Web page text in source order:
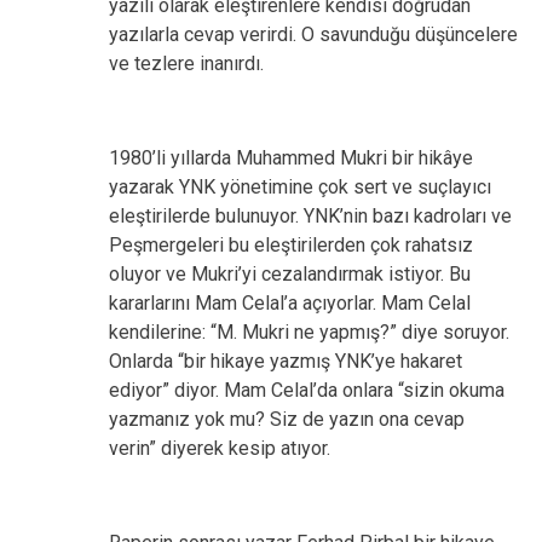
yazılı olarak eleştirenlere kendisi doğrudan
yazılarla cevap verirdi. O savunduğu düşüncelere
ve tezlere inanırdı.
1980’li yıllarda Muhammed Mukri bir hikâye
yazarak YNK yönetimine çok sert ve suçlayıcı
eleştirilerde bulunuyor. YNK’nin bazı kadroları ve
Peşmergeleri bu eleştirilerden çok rahatsız
oluyor ve Mukri’yi cezalandırmak istiyor. Bu
kararlarını Mam Celal’a açıyorlar. Mam Celal
kendilerine: “M. Mukri ne yapmış?” diye soruyor.
Onlarda “bir hikaye yazmış YNK’ye hakaret
ediyor” diyor. Mam Celal’da onlara “sizin okuma
yazmanız yok mu? Siz de yazın ona cevap
verin” diyerek kesip atıyor.